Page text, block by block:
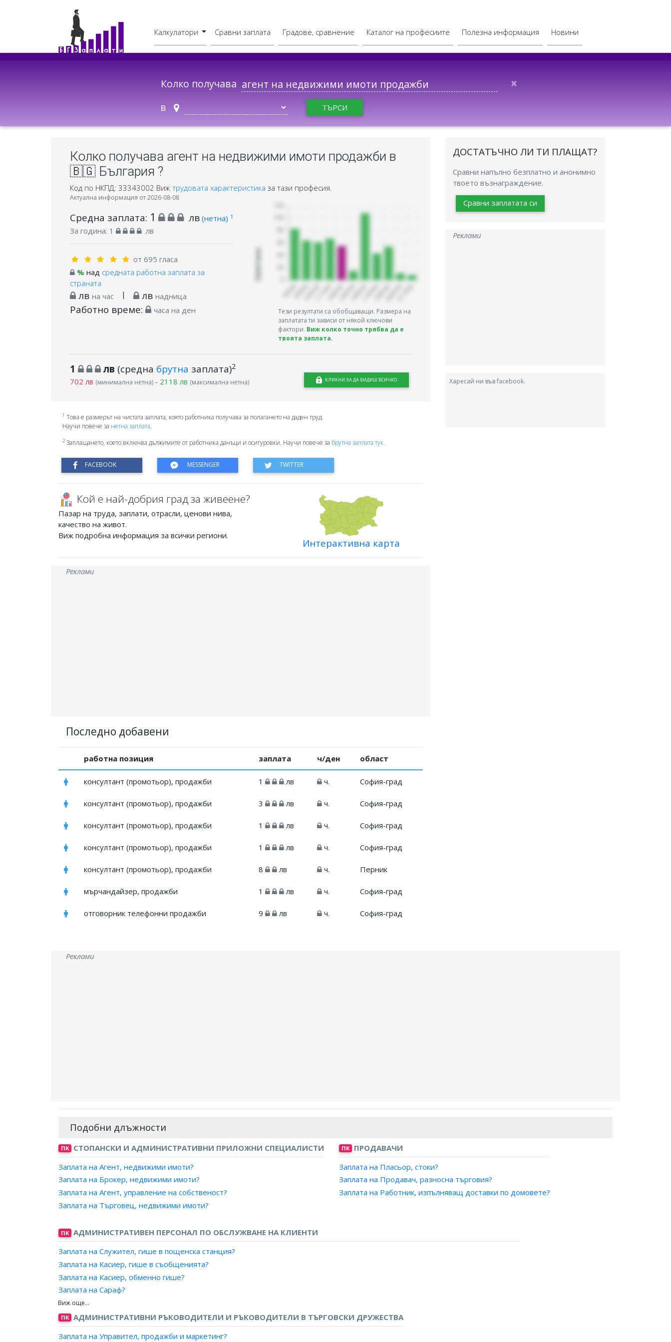
Калкулатори Сравни заплата Градове, сравнение Каталог на професиите Полезна информация Новини
Колко получава ×
в ТЪРСИ
Колко получава агент на недвижими имоти продажби в
🇧🇬 България ?
Код по НКПД: 33343002 Виж трудовата характеристика за тази професия.
Актуална информация от 2026-08-08
Средна заплата: 1 лв (нетна) 1
За година: 1 лв
от 695 гласа
% над средната работна заплата за
страната
лв на час | лв надница
Работно време: часа на ден
Тези резултати са обобщаващи. Размера на
заплатата ти зависи от някой ключови
фактори. Виж колко точно трябва да е
твоята заплата.
1 лв (средна брутна заплата)2
702 лв (минимална нетна)- 2118 лв (максимална нетна) КЛИКНИ ЗА ДА ВИДИШ ВСИЧКО
1 Това е размерът на чистата заплата, която работника получава за полагането на даден труд.
Научи повече за нетна заплата.
2Заплащането, което включва дължимите от работника данъци и осигуровки. Научи повече за брутна заплата тук.
Кой е най-добрия град за живеене?
Пазар на труда, заплати, отрасли, ценови нива,
качество на живот.
Виж подробна информация за всички региони.
Интерактивна карта
Реклами
Последно добавени
работна позиция заплата ч/ден област
консултант (промотьор), продажби 1 лв ч. София-град
консултант (промотьор), продажби 3 лв ч. София-град
консултант (промотьор), продажби 1 лв ч. София-град
консултант (промотьор), продажби 1 лв ч. София-град
консултант (промотьор), продажби 8 лв ч. Перник
мърчандайзер, продажби 1 лв ч. София-град
отговорник телефонни продажби 9 лв ч. София-град
ДОСТАТЪЧНО ЛИ ТИ ПЛАЩАТ?
Сравни напълно безплатно и анонимно
твоето възнаграждение.
Сравни заплатата си
Реклами
Харесай ни във facebook.
Реклами
Подобни длъжности
ПК СТОПАНСКИ И АДМИНИСТРАТИВНИ ПРИЛОЖНИ СПЕЦИАЛИСТИ
Заплата на Агент, недвижими имоти?
Заплата на Брокер, недвижими имоти?
Заплата на Агент, управление на собственост?
Заплата на Търговец, недвижими имоти?
ПК ПРОДАВАЧИ
Заплата на Пласьор, стоки?
Заплата на Продавач, разносна търговия?
Заплата на Работник, изпълняващ доставки по домовете?
ПК АДМИНИСТРАТИВЕН ПЕРСОНАЛ ПО ОБСЛУЖВАНЕ НА КЛИЕНТИ
Заплата на Служител, гише в пощенска станция?
Заплата на Касиер, гише в съобщенията?
Заплата на Касиер, обменно гише?
Заплата на Сараф?
Заплата на Старши банков служител, главен касиер?
Заплата на Банков служител, пазител ценности?
Заплата на Банков служител, касиер/Касиер, банка/Касиер, финансова/платежна институция?
ПК АДМИНИСТРАТИВНИ РЪКОВОДИТЕЛИ И РЪКОВОДИТЕЛИ В ТЪРГОВСКИ ДРУЖЕСТВА
Заплата на Управител, продажби и маркетинг?